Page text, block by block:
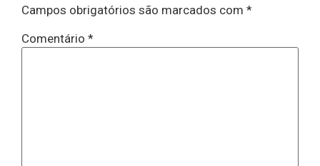
Campos obrigatórios são marcados com *
Comentário *